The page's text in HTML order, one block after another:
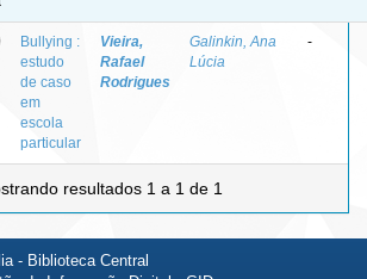
Bullying :
estudo
de caso
em
escola
particular
Vieira,
Rafael
Rodrigues
Galinkin, Ana
Lúcia
-
resultados 1 a 1 de 1
- Biblioteca Central